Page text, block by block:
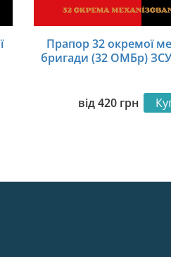
Прапор 32 окремої
бригади (32 ОМБр)
від420 грн